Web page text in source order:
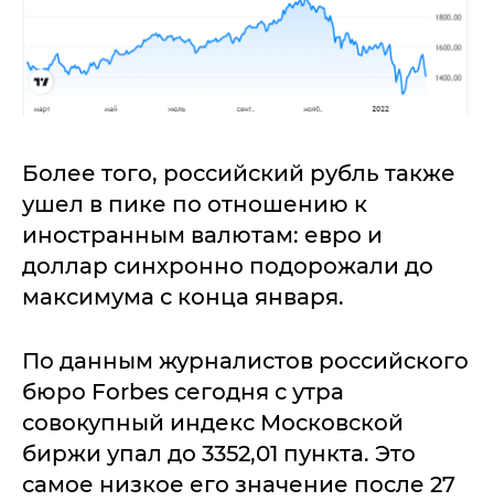
Более того, российский рубль также
ушел в пике по отношению к
иностранным валютам: евро и
доллар синхронно подорожали до
максимума с конца января.
По данным журналистов российского
бюро Forbes сегодня с утра
совокупный индекс Московской
биржи упал до 3352,01 пункта. Это
самое низкое его значение после 27